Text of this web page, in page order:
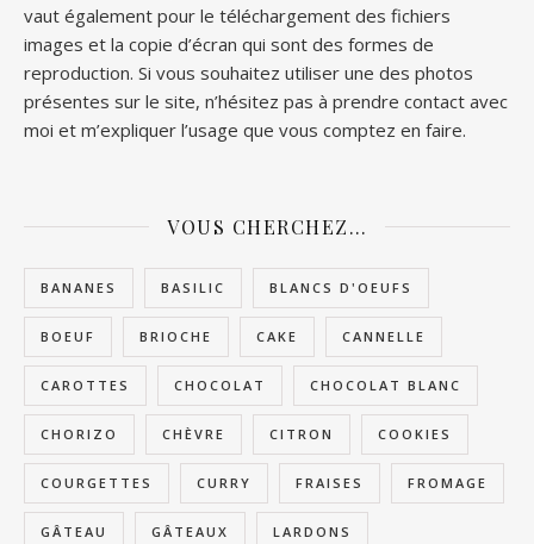
vaut également pour le téléchargement des fichiers
images et la copie d’écran qui sont des formes de
reproduction. Si vous souhaitez utiliser une des photos
présentes sur le site, n’hésitez pas à prendre contact avec
moi et m’expliquer l’usage que vous comptez en faire.
VOUS CHERCHEZ…
BANANES BASILIC BLANCS D'OEUFS
BOEUF BRIOCHE CAKE CANNELLE
CAROTTES CHOCOLAT CHOCOLAT BLANC
CHORIZO CHÈVRE CITRON COOKIES
COURGETTES CURRY FRAISES FROMAGE
GÂTEAU GÂTEAUX LARDONS